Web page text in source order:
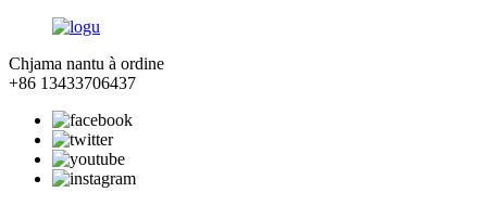
Chjama nantu à ordine
+86 13433706437